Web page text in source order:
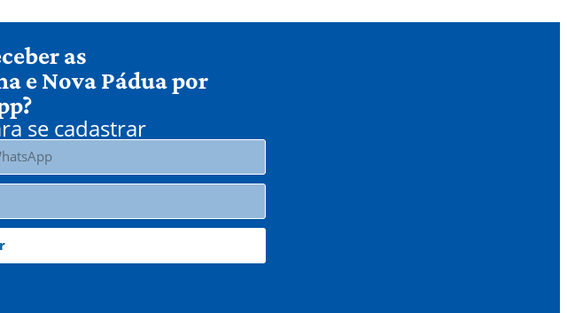
as
e Nova Pádua por
se cadastrar